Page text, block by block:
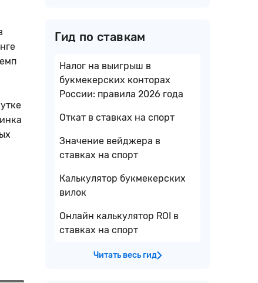
Гид по ставкам
Налог на выигрыш в
букмекерских конторах
России: правила 2026 года
Откат в ставках на спорт
Значение вейджера в
ставках на спорт
Калькулятор букмекерских
вилок
Онлайн калькулятор ROI в
ставках на спорт
Читать весь гид